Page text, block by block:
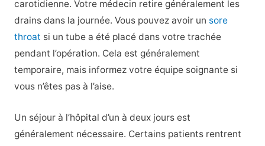
carotidienne. Votre médecin retire généralement les
drains dans la journée. Vous pouvez avoir un sore
throat si un tube a été placé dans votre trachée
pendant l’opération. Cela est généralement
temporaire, mais informez votre équipe soignante si
vous n’êtes pas à l’aise.
Un séjour à l’hôpital d’un à deux jours est
généralement nécessaire. Certains patients rentrent